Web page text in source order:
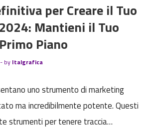
per Creare il Tuo
Mantieni il Tuo
Piano
- by Italgrafica
uno strumento di marketing
ma incredibilmente potente. Questi
strumenti per tenere traccia…